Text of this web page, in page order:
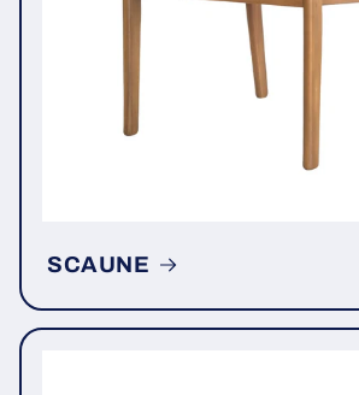
SCAUNE